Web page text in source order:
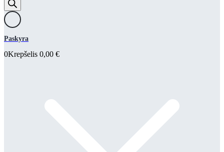
Paskyra
0Krepšelis 0,00 €